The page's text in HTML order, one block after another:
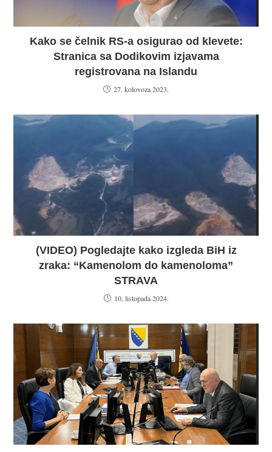
Kako se čelnik RS-a osigurao od klevete:
Stranica sa Dodikovim izjavama
registrovana na Islandu
27. kolovoza 2023.
(VIDEO) Pogledajte kako izgleda BiH iz
zraka: “Kamenolom do kamenoloma”
STRAVA
10. listopada 2024.